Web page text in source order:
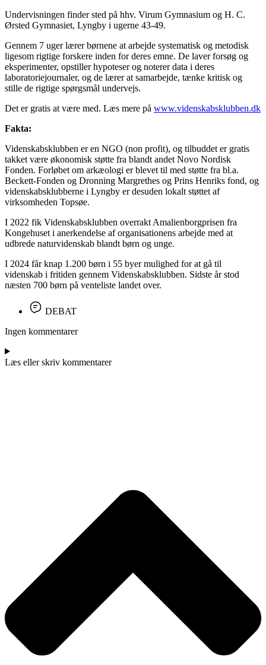
Undervisningen finder sted på hhv. Virum Gymnasium og H. C.
Ørsted Gymnasiet, Lyngby i ugerne 43-49.
Gennem 7 uger lærer børnene at arbejde systematisk og metodisk
ligesom rigtige forskere inden for deres emne. De laver forsøg og
eksperimenter, opstiller hypoteser og noterer data i deres
laboratoriejournaler, og de lærer at samarbejde, tænke kritisk og
stille de rigtige spørgsmål undervejs.
Det er gratis at være med. Læs mere på www.videnskabsklubben.dk
Fakta:
Videnskabsklubben er en NGO (non profit), og tilbuddet er gratis
takket være økonomisk støtte fra blandt andet Novo Nordisk
Fonden. Forløbet om arkæologi er blevet til med støtte fra bl.a.
Beckett-Fonden og Dronning Margrethes og Prins Henriks fond, og
videnskabsklubberne i Lyngby er desuden lokalt støttet af
virksomheden Topsøe.
I 2022 fik Videnskabsklubben overrakt Amalienborgprisen fra
Kongehuset i anerkendelse af organisationens arbejde med at
udbrede naturvidenskab blandt børn og unge.
I 2024 får knap 1.200 børn i 55 byer mulighed for at gå til
videnskab i fritiden gennem Videnskabsklubben. Sidste år stod
næsten 700 børn på venteliste landet over.
DEBAT
Ingen kommentarer
Læs eller skriv kommentarer